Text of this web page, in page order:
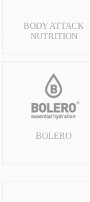
BODY ATTACK
NUTRITION
BOLERO